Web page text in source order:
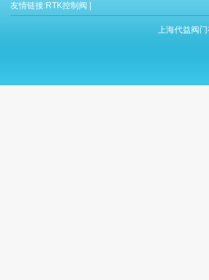
友情链接:RTK控制阀
上海代益阀